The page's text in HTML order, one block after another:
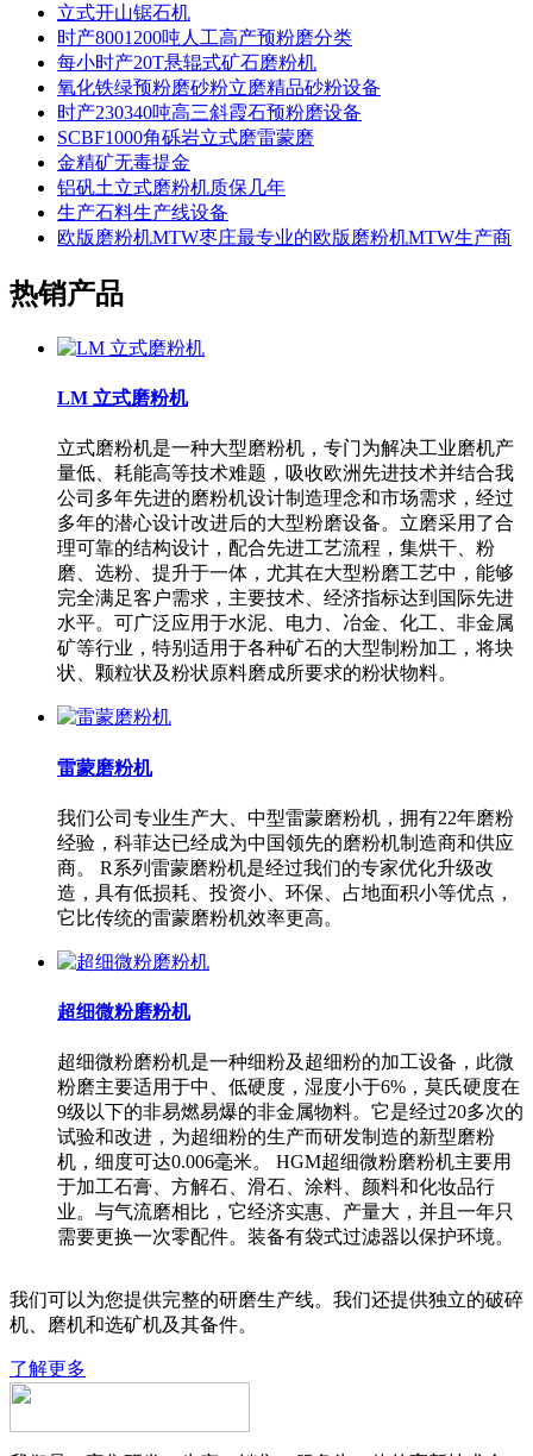
立式开山锯石机
时产8001200吨人工高产预粉磨分类
每小时产20T悬辊式矿石磨粉机
氧化铁绿预粉磨砂粉立磨精品砂粉设备
时产230340吨高三斜霞石预粉磨设备
SCBF1000角砾岩立式磨雷蒙磨
金精矿无毒提金
铝矾土立式磨粉机质保几年
生产石料生产线设备
欧版磨粉机MTW枣庄最专业的欧版磨粉机MTW生产商
热销产品
LM 立式磨粉机
立式磨粉机是一种大型磨粉机，专门为解决工业磨机产
量低、耗能高等技术难题，吸收欧洲先进技术并结合我
公司多年先进的磨粉机设计制造理念和市场需求，经过
多年的潜心设计改进后的大型粉磨设备。立磨采用了合
理可靠的结构设计，配合先进工艺流程，集烘干、粉
磨、选粉、提升于一体，尤其在大型粉磨工艺中，能够
完全满足客户需求，主要技术、经济指标达到国际先进
水平。可广泛应用于水泥、电力、冶金、化工、非金属
矿等行业，特别适用于各种矿石的大型制粉加工，将块
状、颗粒状及粉状原料磨成所要求的粉状物料。
雷蒙磨粉机
我们公司专业生产大、中型雷蒙磨粉机，拥有22年磨粉
经验，科菲达已经成为中国领先的磨粉机制造商和供应
商。 R系列雷蒙磨粉机是经过我们的专家优化升级改
造，具有低损耗、投资小、环保、占地面积小等优点，
它比传统的雷蒙磨粉机效率更高。
超细微粉磨粉机
超细微粉磨粉机是一种细粉及超细粉的加工设备，此微
粉磨主要适用于中、低硬度，湿度小于6%，莫氏硬度在
9级以下的非易燃易爆的非金属物料。它是经过20多次的
试验和改进，为超细粉的生产而研发制造的新型磨粉
机，细度可达0.006毫米。 HGM超细微粉磨粉机主要用
于加工石膏、方解石、滑石、涂料、颜料和化妆品行
业。与气流磨相比，它经济实惠、产量大，并且一年只
需要更换一次零配件。装备有袋式过滤器以保护环境。
我们可以为您提供完整的研磨生产线。我们还提供独立的破碎
机、磨机和选矿机及其备件。
了解更多